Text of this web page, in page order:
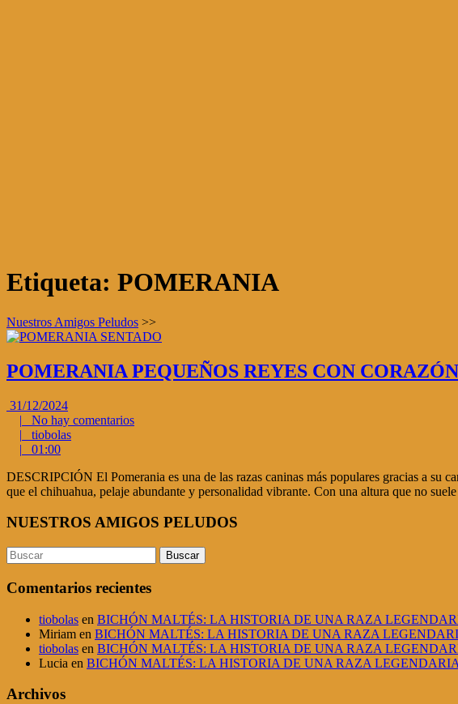
Etiqueta: POMERANIA
Nuestros Amigos Peludos >>
POMERANIA PEQUEÑOS REYES CON
31/12/2024
| No hay comentarios
| tiobolas
| 01:00
DESCRIPCIÓN El Pomerania es una de las razas caninas más populares gracias a su
que el chihuahua, pelaje abundante y personalidad vibrante. Con una altura que no
NUESTROS AMIGOS PELUDOS
Comentarios recientes
tiobolas en BICHÓN MALTÉS: LA HISTORIA DE UNA RAZA
Miriam en BICHÓN MALTÉS: LA HISTORIA DE UNA RAZA
tiobolas en BICHÓN MALTÉS: LA HISTORIA DE UNA RAZA
Lucia en BICHÓN MALTÉS: LA HISTORIA DE UNA RAZA LEGENDARIA
Archivos